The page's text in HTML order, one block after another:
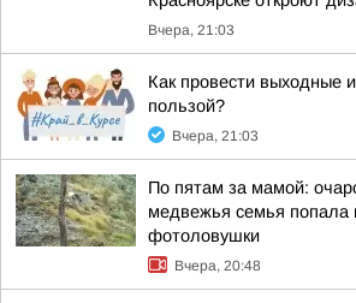
Вчера, 21:03
Как провести выходные
пользой?
Вчера, 21:03
По пятам за мамой:
медвежья семья попала
фотоловушки
Вчера, 20:48